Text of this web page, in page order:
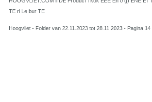
TE ri Le bur TE
Hoogvliet - Folder van 22.11.2023 tot 28.11.2023 - Pagina 14